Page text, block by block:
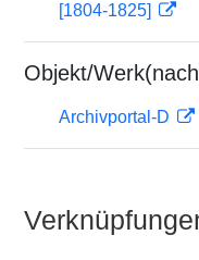
[1804-1825]
Objekt/
Archivportal-D